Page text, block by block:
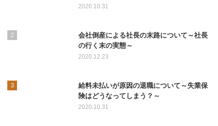
2020.10.31
会社倒産による社長の末路について～社長
の行く末の実態～
2020.12.23
給料未払いが原因の退職について～失業保
険はどうなってしまう？～
2020.10.31